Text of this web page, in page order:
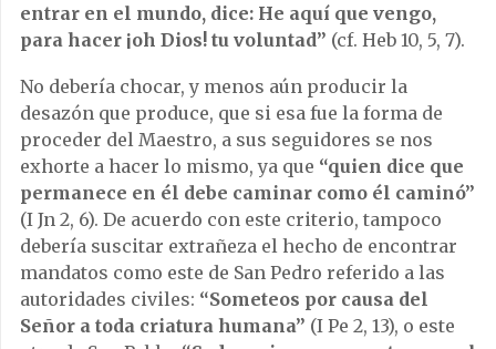
entrar en el mundo, dice: He aquí que vengo,
para hacer ¡oh Dios! tu voluntad” (cf. Heb 10, 5, 7).
No debería chocar, y menos aún producir la
desazón que produce, que si esa fue la forma de
proceder del Maestro, a sus seguidores se nos
exhorte a hacer lo mismo, ya que “quien dice que
permanece en él debe caminar como él caminó”
(I Jn 2, 6). De acuerdo con este criterio, tampoco
debería suscitar extrañeza el hecho de encontrar
mandatos como este de San Pedro referido a las
autoridades civiles: “Someteos por causa del
Señor a toda criatura humana” (I Pe 2, 13), o este